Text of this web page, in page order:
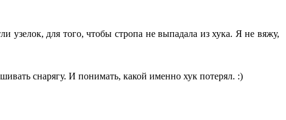
узелок, для того, чтобы стропа не выпадала из хука. Я не вяжу,
снарягу. И понимать, какой именно хук потерял. :)